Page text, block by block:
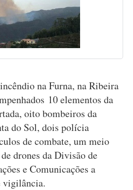
na Furna, na Ribeira
10 elementos da
oito bombeiros da
do Sol, dois polícia
de combate, um meio
drones da Divisão de
e Comunicações a
vigilância.